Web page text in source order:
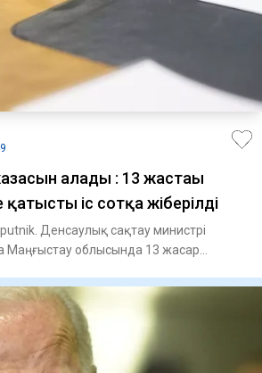
алады : 13 жастағы
қатысты іс сотқа жіберілді
Денсаулық сақтау министрі
Маңғыстау облысында 13 жасар